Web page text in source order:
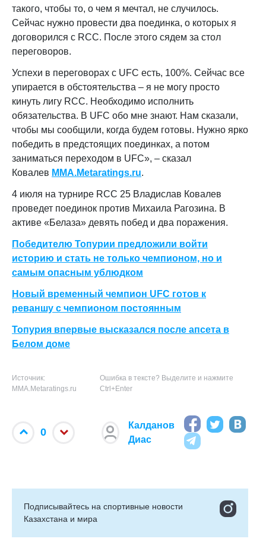
такого, чтобы то, о чем я мечтал, не случилось.
Сейчас нужно провести два поединка, о которых я
договорился с RСС. После этого сядем за стол
переговоров.
Успехи в переговорах с UFC есть, 100%. Сейчас все
упирается в обстоятельства – я не могу просто
кинуть лигу RСС. Необходимо исполнить
обязательства. В UFC обо мне знают. Нам сказали,
чтобы мы сообщили, когда будем готовы. Нужно ярко
победить в предстоящих поединках, а потом
заниматься переходом в UFС», – сказал
Ковалев MMA.Metaratings.ru.
4 июля на турнире RCC 25 Владислав Ковалев
проведет поединок против Михаила Рагозина. В
активе «Белаза» девять побед и два поражения.
Победителю Топурии предложили войти
историю и стать не только чемпионом, но и
самым опасным ублюдком
Новый временный чемпион UFC готов к
реваншу с чемпионом постоянным
Топурия впервые высказался после апсета в
Белом доме
Источник:
MMA.Metaratings.ru
Ошибка в тексте? Выделите и нажмите
Ctrl+Enter
0
Калданов
Диас
Подписывайтесь на cпортивные новости
Казахстана и мира